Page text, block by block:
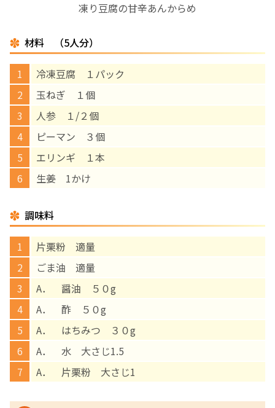
凍り豆腐の甘辛あんからめ
材料 （5人分）
冷凍豆腐 １パック
玉ねぎ １個
人参 １/２個
ピーマン ３個
エリンギ １本
生姜 1かけ
調味料
片栗粉 適量
ごま油 適量
A． 醤油 ５０g
A． 酢 ５０g
A． はちみつ ３０g
A． 水 大さじ1.5
A． 片栗粉 大さじ1
その他の診療内容
‘さんルーム’ でさまざまな講座・クラス
遠方にお住まいで当院での出産を希望される方へ
医師プロフィール